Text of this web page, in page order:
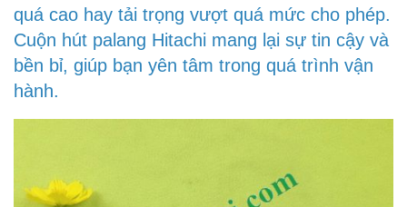
quá cao hay tải trọng vượt quá mức cho phép.
Cuộn hút palang Hitachi mang lại sự tin cậy và
bền bỉ, giúp bạn yên tâm trong quá trình vận
hành.